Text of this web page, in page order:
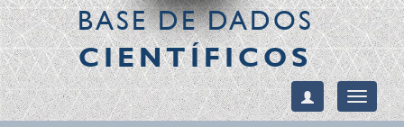
BASE DE DADOS
CIENTÍFICOS
Toggle